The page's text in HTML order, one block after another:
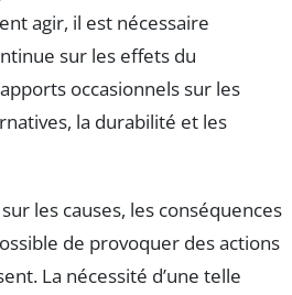
agir, il est nécessaire
sur les effets du
occasionnels sur les
la durabilité et les
les causes, les conséquences
de provoquer des actions
La nécessité d’une telle